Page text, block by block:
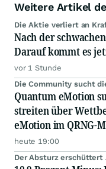
Weitere Artikel
Die Aktie verliert an
Nach der
Darauf kommt es
vor 1 Stunde
Die Community sucht
Quantum eMotion
streiten über
eMotion im QRNG-
heute 19:00
Der Absturz erschüttert